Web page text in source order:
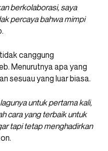
berkolaborasi, saya
percaya bahwa mimpi
canggung
Menurutnya apa yang
sesuau yang luar biasa.
untuk pertama kali,
cara yang terbaik untuk
tapi tetap menghadirkan